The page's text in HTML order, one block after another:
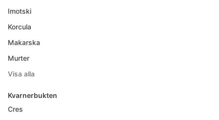
Imotski
Korcula
Makarska
Murter
Visa alla
Kvarnerbukten
Cres